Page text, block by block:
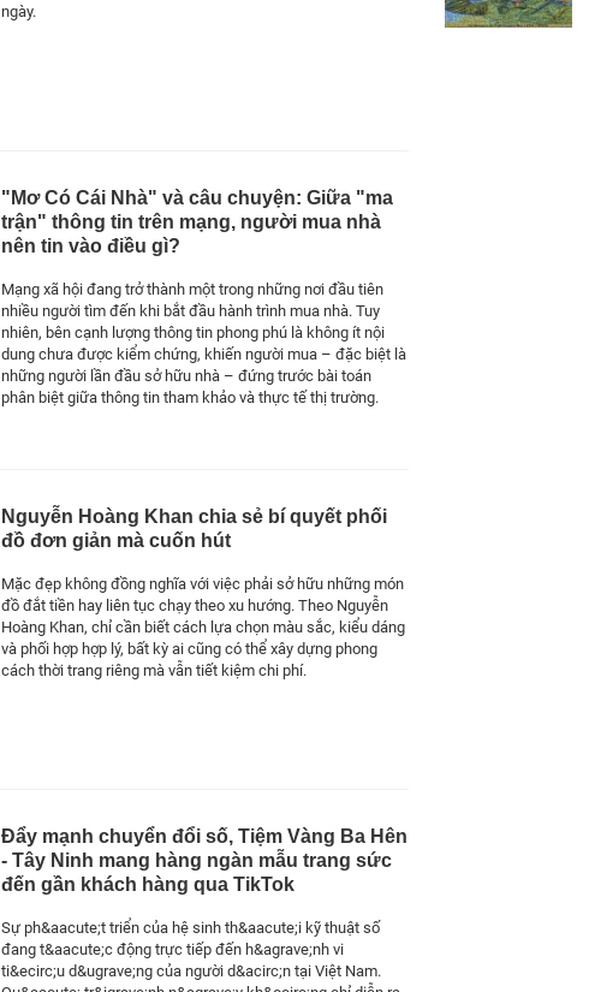
ngày.
"Mơ Có Cái Nhà" và câu chuyện: Giữa "ma
trận" thông tin trên mạng, người mua nhà
nên tin vào điều gì?
Mạng xã hội đang trở thành một trong những nơi đầu tiên
nhiều người tìm đến khi bắt đầu hành trình mua nhà. Tuy
nhiên, bên cạnh lượng thông tin phong phú là không ít nội
dung chưa được kiểm chứng, khiến người mua – đặc biệt là
những người lần đầu sở hữu nhà – đứng trước bài toán
phân biệt giữa thông tin tham khảo và thực tế thị trường.
Nguyễn Hoàng Khan chia sẻ bí quyết phối
đồ đơn giản mà cuốn hút
Mặc đẹp không đồng nghĩa với việc phải sở hữu những món
đồ đắt tiền hay liên tục chạy theo xu hướng. Theo Nguyễn
Hoàng Khan, chỉ cần biết cách lựa chọn màu sắc, kiểu dáng
và phối hợp hợp lý, bất kỳ ai cũng có thể xây dựng phong
cách thời trang riêng mà vẫn tiết kiệm chi phí.
Đẩy mạnh chuyển đổi số, Tiệm Vàng Ba Hên
- Tây Ninh mang hàng ngàn mẫu trang sức
đến gần khách hàng qua TikTok
Sự ph&aacute;t triển của hệ sinh th&aacute;i kỹ thuật số
đang t&aacute;c động trực tiếp đến h&agrave;nh vi
ti&ecirc;u d&ugrave;ng của người d&acirc;n tại Việt Nam.